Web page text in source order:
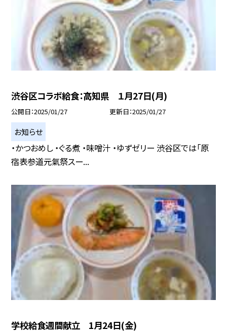
渋谷区コラボ給食：高知県 １月27日(月)
公開日 2025/01/27 更新日 2025/01/27
お知らせ
・かつおめし ・ぐる煮 ・味噌汁 ・ゆずゼリー 渋谷区では「原
宿表参道元氣祭スー...
学校給食週間献立 1月24日(金)